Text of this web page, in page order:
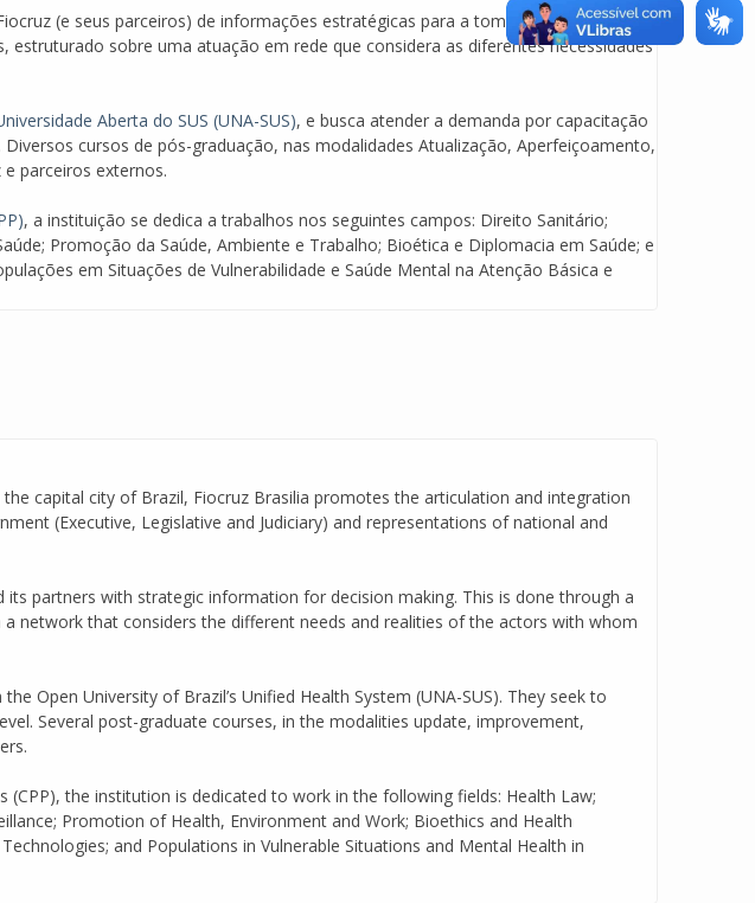
(e seus parceiros) de informações estratégicas para a tomada de decisão.
sobre uma atuação em rede que considera as diferentes necessidades
Aberta do SUS (UNA-SUS), e busca atender a demanda por capacitação
cursos de pós-graduação, nas modalidades Atualização, Aperfeiçoamento,
parceiros externos.
, a instituição se dedica a trabalhos nos seguintes campos: Direito Sanitário;
Promoção da Saúde, Ambiente e Trabalho; Bioética e Diplomacia em Saúde; e
em Situações de Vulnerabilidade e Saúde Mental na Atenção Básica e
capital city of Brazil, Fiocruz Brasilia promotes the articulation and integration
(Executive, Legislative and Judiciary) and representations of national and
partners with strategic information for decision making. This is done through a
network that considers the different needs and realities of the actors with whom
Open University of Brazil’s Unified Health System (UNA-SUS). They seek to
Several post-graduate courses, in the modalities update, improvement,
the institution is dedicated to work in the following fields: Health Law;
Promotion of Health, Environment and Work; Bioethics and Health
and Populations in Vulnerable Situations and Mental Health in